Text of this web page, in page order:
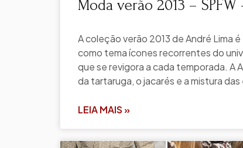
Moda verão 2013 –
A coleção verão 2013 de André Lima
como tema ícones recorrentes do
que se revigora a cada temporada. A
da tartaruga, o jacarés e a mistura
LEIA MAIS »